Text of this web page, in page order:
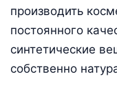
производить
постоянного
синтетические
собственно